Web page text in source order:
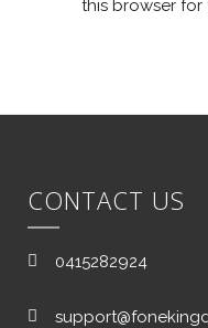
this browser for
CONTACT US
0415282924